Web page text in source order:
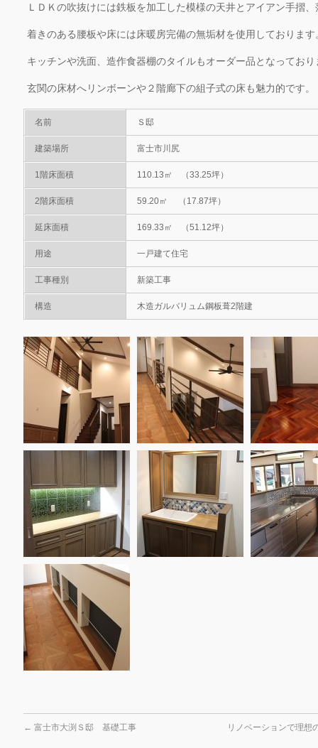
ＬＤＫの吹抜けには鉄板を加工した模様の天井とアイアン手摺、
着きのある腰板や床には床暖房完備の無垢材を使用しております
キッチンや洗面、造作食器棚のタイルもオーダー品となっており
玄関の床材へリンボーンや２階廊下の組子式の床も魅力的です。
名前 Ｓ邸
建築場所 富士市川尻
1階床面積 110.13㎡ （33.25坪）
2階床面積 59.20㎡ （17.87坪）
延床面積 169.33㎡ （51.12坪）
用途 一戸建て住宅
工事種別 新築工事
構造 木造ガルバリュム鋼板葺2階建
← 富士市大渕Ｓ邸 基礎工事 リノベーションで理想